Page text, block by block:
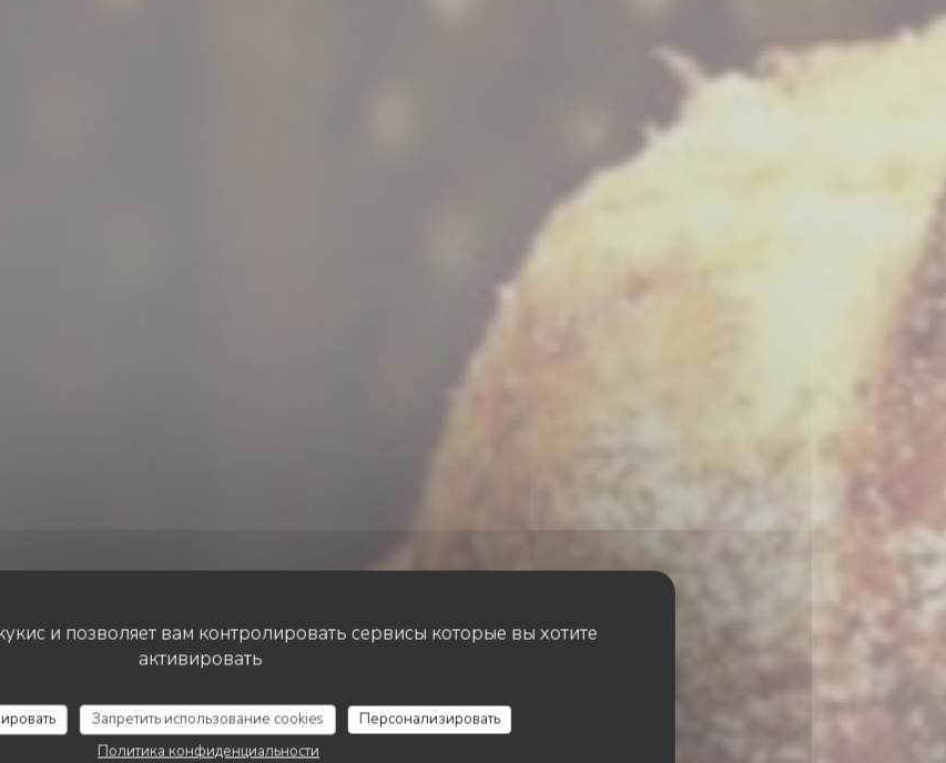
и позволяет вам контролировать сервисы которые вы хотите
активировать
Запретить использование cookies
Персонализировать
Политика конфиденциальности
ХОСТЕЛ • MONTGEROULT
DU VEXIN